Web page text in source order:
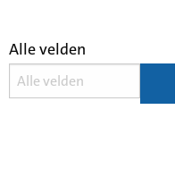
Alle velden